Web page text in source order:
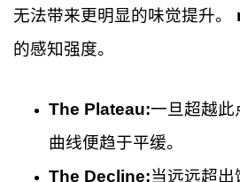
无法带来更明显的味觉提升。
的感知强度。
The Plateau:一旦超越此
曲线便趋于平缓。
The Decline:当远远超出